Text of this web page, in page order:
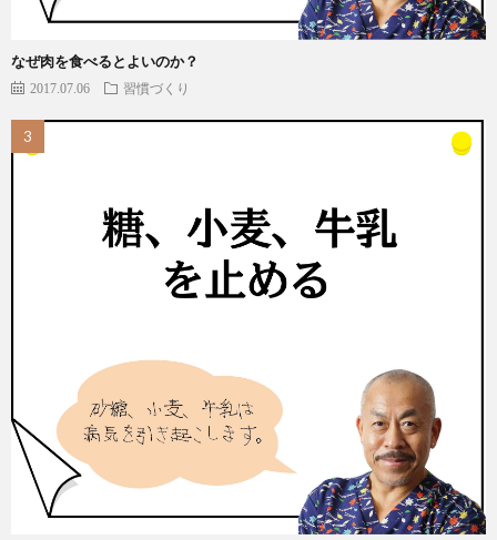
なぜ肉を食べるとよいのか？
2017.07.06 習慣づくり